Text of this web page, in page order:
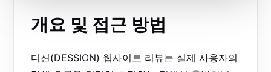
개요 및 접근 방법
디션(DESSION) 웹사이트 리뷰는 실제 사용자의